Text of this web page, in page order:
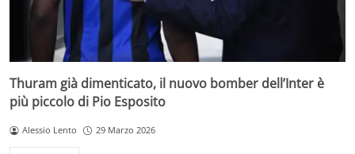
Thuram già dimenticato, il nuovo bomber dell’Inter è
più piccolo di Pio Esposito
Alessio Lento 29 Marzo 2026